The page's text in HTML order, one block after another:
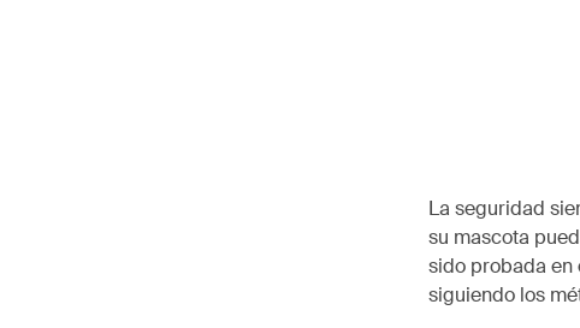
La seguridad
su mascota
sido probada en
siguiendo los